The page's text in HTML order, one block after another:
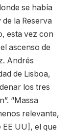
se había
la Reserva
esta vez con
ascenso de
Andrés
de Lisboa,
los tres
“Massa
relevante,
UU], el que